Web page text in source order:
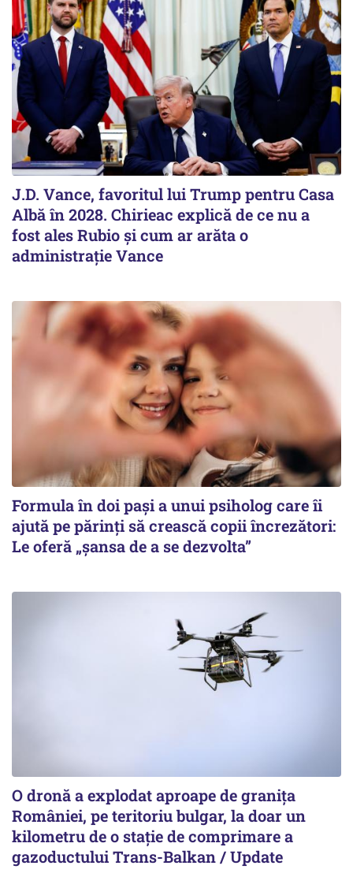
J.D. Vance, favoritul lui Trump pentru Casa
Albă în 2028. Chirieac explică de ce nu a
fost ales Rubio și cum ar arăta o
administrație Vance
Formula în doi pași a unui psiholog care îi
ajută pe părinți să crească copii încrezători:
Le oferă „șansa de a se dezvolta”
O dronă a explodat aproape de granița
României, pe teritoriu bulgar, la doar un
kilometru de o stație de comprimare a
gazoductului Trans-Balkan / Update